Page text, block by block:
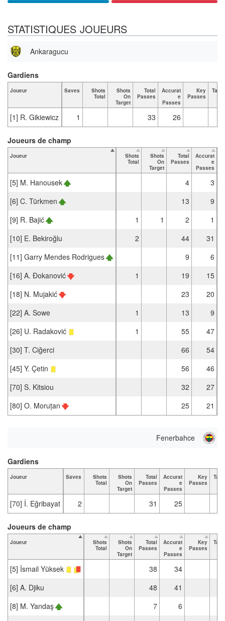
STATISTIQUES JOUEURS
Ankaragucu
Joueur Saves
Shots
Total
Shots
On
Target
Total
Passes
Accurat
e
Passes
Key
Passes
[1] R. Gikiewicz 1 33 26
Gardiens
Joueur
Shots
Total
Shots
On
Target
Total
Passes
Accurat
e
Passes
[5] M. Hanousek 4
3
[6] C. Türkmen
13
9
[9] R. Bajić
1 1 2
1
[10] E. Bekiroğlu
2 44
31
[11] Garry Mendes Rodrigues
9
6
[16] A. Đokanović
1 19
15
[18] N. Mujakić
23
20
[22] A. Sowe
1 13
9
[26] U. Radaković
1 55
47
[30] T. Ciğerci
66
54
[45] Y. Çetin
56
46
[70] S. Kitsiou
32
27
[80] O. Moruțan
25 21
Joueurs de champ
Fenerbahce
Joueur Saves
Shots
Total
Shots
On
Target
Total
Passes
Accurat
e
Passes
Key
Passes
[70] İ. Eğribayat 2 31 25
Gardiens
Joueur
Shots
Total
Shots
On
Target
Total
Passes
Accurat
e
Passes
Key
Passes
[5] İsmail Yüksek 38
34
[6] A. Djiku
48
41
[8] M. Yandaş
7
6
Joueurs de champ